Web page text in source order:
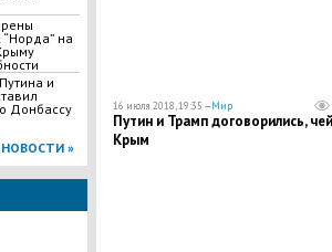
на
и
Донбассу
НОВОСТИ »
16 июля 2018, 19:35 —Мир
Путин и Трамп договорились, чей
Крым